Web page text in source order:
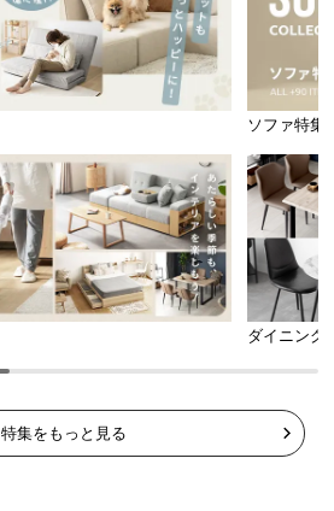
ソファ特集
ダイニング
特集をもっと見る